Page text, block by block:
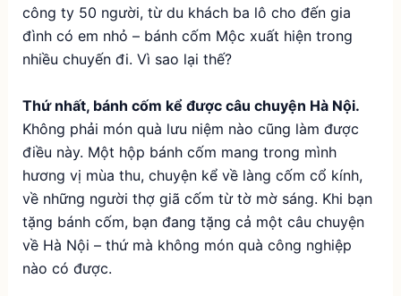
công ty 50 người, từ du khách ba lô cho đến gia
đình có em nhỏ – bánh cốm Mộc xuất hiện trong
nhiều chuyến đi. Vì sao lại thế?
Thứ nhất, bánh cốm kể được câu chuyện Hà Nội.
Không phải món quà lưu niệm nào cũng làm được
điều này. Một hộp bánh cốm mang trong mình
hương vị mùa thu, chuyện kể về làng cốm cổ kính,
về những người thợ giã cốm từ tờ mờ sáng. Khi bạn
tặng bánh cốm, bạn đang tặng cả một câu chuyện
về Hà Nội – thứ mà không món quà công nghiệp
nào có được.